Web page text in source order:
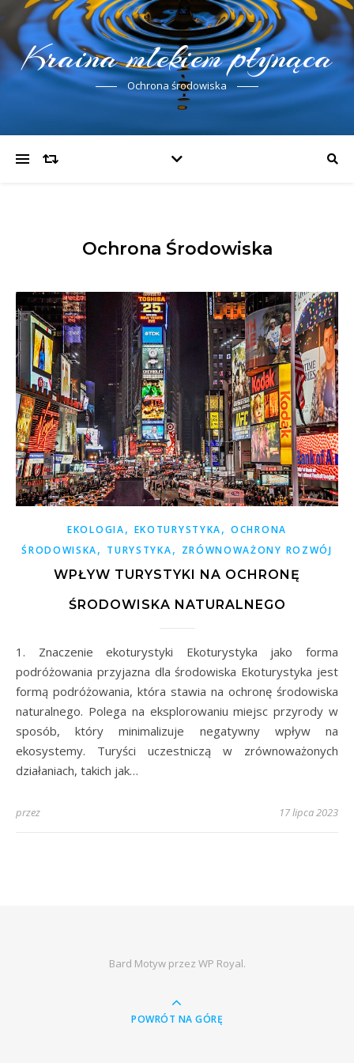
Kraina mlekiem płynąca
Ochrona środowiska
Ochrona Środowiska
EKOLOGIA, EKOTURYSTYKA,OCHRONA
ŚRODOWISKA, TURYSTYKA, ZRÓWNOWAŻONY ROZWÓJ
WPŁYW TURYSTYKI NA OCHRONĘ
ŚRODOWISKA NATURALNEGO
1. Znaczenie ekoturystyki Ekoturystyka jako forma
podróżowania przyjazna dla środowiska Ekoturystyka jest
formą podróżowania, która stawia na ochronę środowiska
naturalnego. Polega na eksplorowaniu miejsc przyrody w
sposób, który minimalizuje negatywny wpływ na
ekosystemy. Turyści uczestniczą w zrównoważonych
działaniach, takich jak…
przez 17 lipca 2023
Bard Motyw przez WP Royal.
POWRÓT NA GÓRĘ